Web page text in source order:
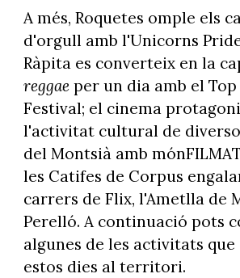
A més, Roquetes omple els
d'orgull amb l'Unicorns
Ràpita es converteix en la
reggae per un dia amb el Top
Festival; el cinema
l'activitat cultural de
del Montsià amb
les Catifes de Corpus
carrers de Flix, l'Ametlla de
Perelló. A continuació pots
algunes de les activitats que
estos dies al territori.